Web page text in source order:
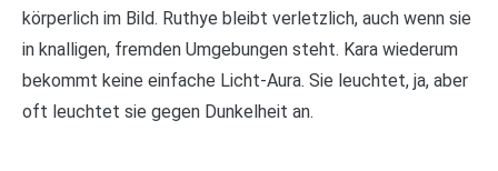
körperlich im Bild. Ruthye bleibt verletzlich, auch wenn sie
in knalligen, fremden Umgebungen steht. Kara wiederum
bekommt keine einfache Licht-Aura. Sie leuchtet, ja, aber
oft leuchtet sie gegen Dunkelheit an.